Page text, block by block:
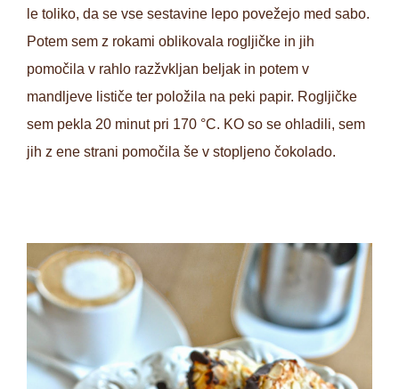
le toliko, da se vse sestavine lepo povežejo med sabo.
Potem sem z rokami oblikovala rogljičke in jih
pomočila v rahlo razžvkljan beljak in potem v
mandljeve lističe ter položila na peki papir. Rogljičke
sem pekla 20 minut pri 170 °C. KO so se ohladili, sem
jih z ene strani pomočila še v stopljeno čokolado.